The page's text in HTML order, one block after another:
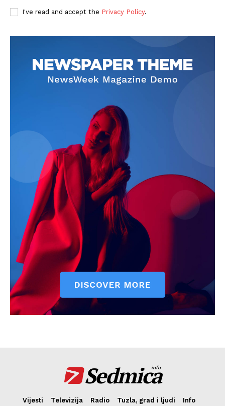
Kontakt
Impressum
I've read and accept the Privacy Policy.
Sedmica
info
Vijesti Televizija Radio Tuzla, grad i ljudi
Info